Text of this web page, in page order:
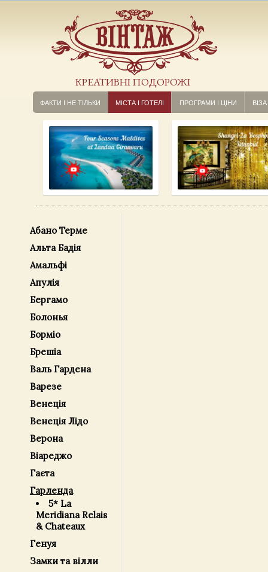
КРЕАТИВНІ ПОДОРОЖІ
ФАКТИ І НЕ ТІЛЬКИ МІСТА І ГОТЕЛІ ПРОГРАМИ І ЦІНИ ВІЗА
Абано Терме
Альта Бадія
Амальфі
Апулія
Бергамо
Болонья
Борміо
Брешіа
Валь Гардена
Варезе
Венеція
Венеція Лідо
Верона
Віареджо
Гаєта
Гарленда
5* La
Meridiana Relais
& Chateaux
Генуя
Замки та вілли